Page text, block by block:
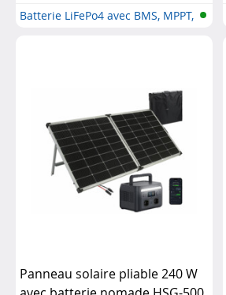
Batterie LiFePo4 avec BMS, MPPT,
Panneau solaire pliable 240 W